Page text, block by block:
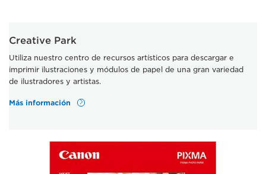
Creative Park
Utiliza nuestro centro de recursos artísticos para descargar e
imprimir ilustraciones y módulos de papel de una gran variedad
de ilustradores y artistas.
Más información